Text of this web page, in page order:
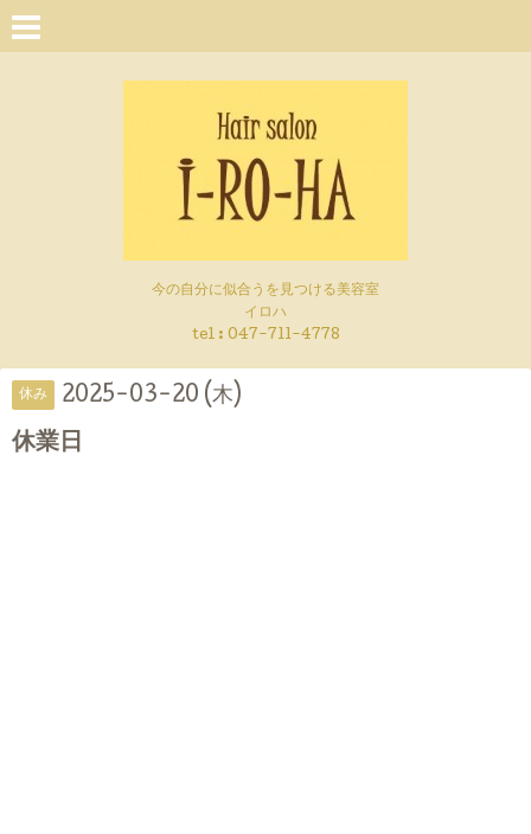
今の自分に似合うを見つける美容室
イロハ
tel : 047-711-4778
休み 2025-03-20 (木)
休業日